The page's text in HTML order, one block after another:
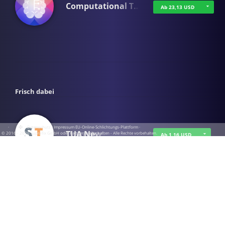
Computational T… Ab 23,13 USD
Frisch dabei
TUA News Ab 1,16 USD
· · ·Datenschutz ·Impressum EU-Online-Schlichtungs-Plattform·
© 2016 - 2026 SupraTix GmbH oder Partnergesellschaften - Alle Rechte vorbehalten.